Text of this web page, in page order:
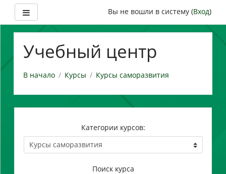
Перейти
основному
Вы не вошли в систему (Вход)
Учебный центр
В начало Курсы Курсы саморазвития
Категории курсов:
Поиск курса